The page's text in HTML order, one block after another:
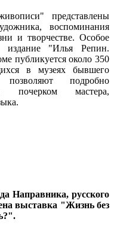
представлены
воспоминания
и творчестве. Особое
издание "Илья Репин.
публикуется около 350
в музеях бывшего
подробно
почерком мастера,
Направника, русского
выставка "Жизнь без